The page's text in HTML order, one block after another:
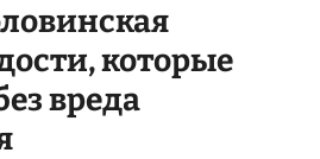
которые
вреда